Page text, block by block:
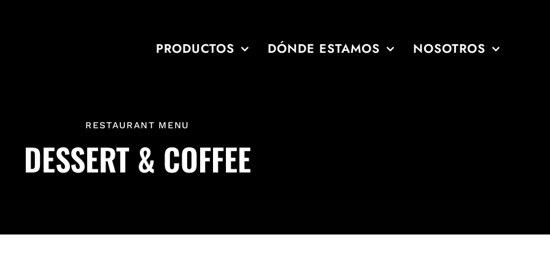
PRODUCTOS DÓNDE ESTAMOS NOSOTROS
RESTAURANT MENU
DESSERT & COFFEE